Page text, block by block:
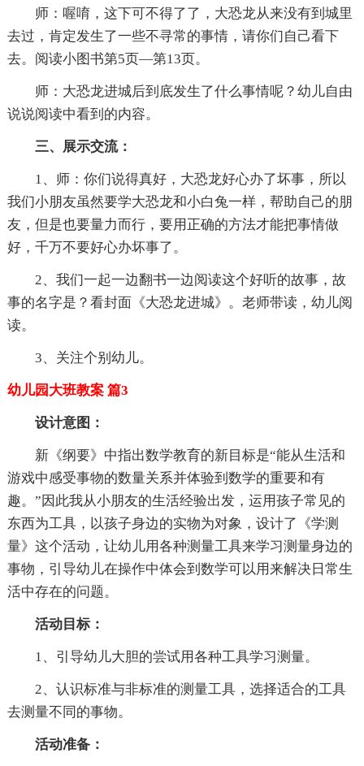
师：喔唷，这下可不得了了，大恐龙从来没有到城里
去过，肯定发生了一些不寻常的事情，请你们自己看下
去。阅读小图书第5页—第13页。
师：大恐龙进城后到底发生了什么事情呢？幼儿自由
说说阅读中看到的内容。
三、展示交流：
1、师：你们说得真好，大恐龙好心办了坏事，所以
我们小朋友虽然要学大恐龙和小白兔一样，帮助自己的朋
友，但是也要量力而行，要用正确的方法才能把事情做
好，千万不要好心办坏事了。
2、我们一起一边翻书一边阅读这个好听的故事，故
事的名字是？看封面《大恐龙进城》。老师带读，幼儿阅
读。
3、关注个别幼儿。
幼儿园大班教案 篇3
设计意图：
新《纲要》中指出数学教育的新目标是“能从生活和
游戏中感受事物的数量关系并体验到数学的重要和有
趣。”因此我从小朋友的生活经验出发，运用孩子常见的
东西为工具，以孩子身边的实物为对象，设计了《学测
量》这个活动，让幼儿用各种测量工具来学习测量身边的
事物，引导幼儿在操作中体会到数学可以用来解决日常生
活中存在的问题。
活动目标：
1、引导幼儿大胆的尝试用各种工具学习测量。
2、认识标准与非标准的测量工具，选择适合的工具
去测量不同的事物。
活动准备：